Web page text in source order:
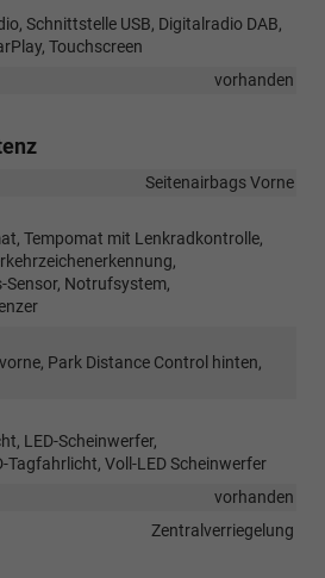
Schnittstelle USB, Digitalradio DAB,
Touchscreen
vorhanden
Seitenairbags Vorne
Tempomat mit Lenkradkontrolle,
Notrufsystem,
Park Distance Control hinten,
LED-Scheinwerfer,
Tagfahrlicht, Voll-LED Scheinwerfer
vorhanden
Zentralverriegelung